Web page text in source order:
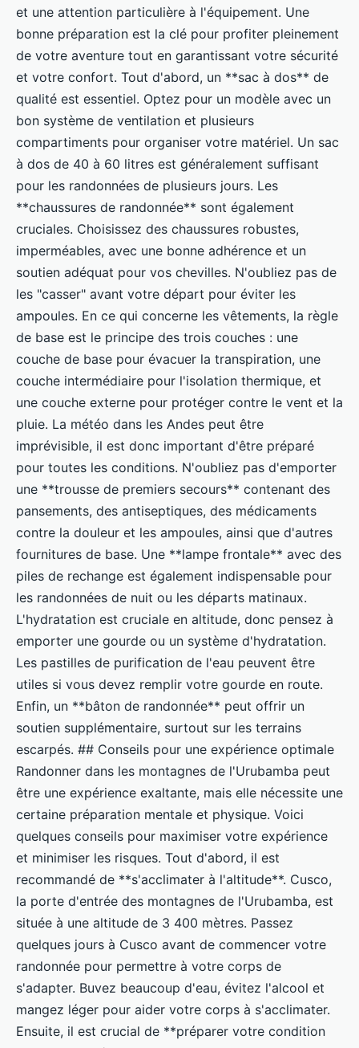
et une attention particulière à l'équipement. Une
bonne préparation est la clé pour profiter pleinement
de votre aventure tout en garantissant votre sécurité
et votre confort. Tout d'abord, un **sac à dos** de
qualité est essentiel. Optez pour un modèle avec un
bon système de ventilation et plusieurs
compartiments pour organiser votre matériel. Un sac
à dos de 40 à 60 litres est généralement suffisant
pour les randonnées de plusieurs jours. Les
**chaussures de randonnée** sont également
cruciales. Choisissez des chaussures robustes,
imperméables, avec une bonne adhérence et un
soutien adéquat pour vos chevilles. N'oubliez pas de
les "casser" avant votre départ pour éviter les
ampoules. En ce qui concerne les vêtements, la règle
de base est le principe des trois couches : une
couche de base pour évacuer la transpiration, une
couche intermédiaire pour l'isolation thermique, et
une couche externe pour protéger contre le vent et la
pluie. La météo dans les Andes peut être
imprévisible, il est donc important d'être préparé
pour toutes les conditions. N'oubliez pas d'emporter
une **trousse de premiers secours** contenant des
pansements, des antiseptiques, des médicaments
contre la douleur et les ampoules, ainsi que d'autres
fournitures de base. Une **lampe frontale** avec des
piles de rechange est également indispensable pour
les randonnées de nuit ou les départs matinaux.
L'hydratation est cruciale en altitude, donc pensez à
emporter une gourde ou un système d'hydratation.
Les pastilles de purification de l'eau peuvent être
utiles si vous devez remplir votre gourde en route.
Enfin, un **bâton de randonnée** peut offrir un
soutien supplémentaire, surtout sur les terrains
escarpés. ## Conseils pour une expérience optimale
Randonner dans les montagnes de l'Urubamba peut
être une expérience exaltante, mais elle nécessite une
certaine préparation mentale et physique. Voici
quelques conseils pour maximiser votre expérience
et minimiser les risques. Tout d'abord, il est
recommandé de **s'acclimater à l'altitude**. Cusco,
la porte d'entrée des montagnes de l'Urubamba, est
située à une altitude de 3 400 mètres. Passez
quelques jours à Cusco avant de commencer votre
randonnée pour permettre à votre corps de
s'adapter. Buvez beaucoup d'eau, évitez l'alcool et
mangez léger pour aider votre corps à s'acclimater.
Ensuite, il est crucial de **préparer votre condition